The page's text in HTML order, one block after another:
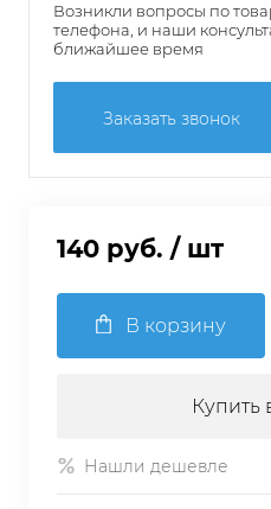
Возникли вопросы по
телефона, и наши
ближайшее время
Заказать звонок
140 руб. / шт
В корзину
Купить
Нашли дешевле